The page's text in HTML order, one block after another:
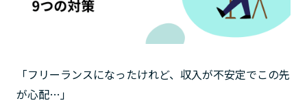
「フリーランスになったけれど、収入が不安定でこの先
が心配…」